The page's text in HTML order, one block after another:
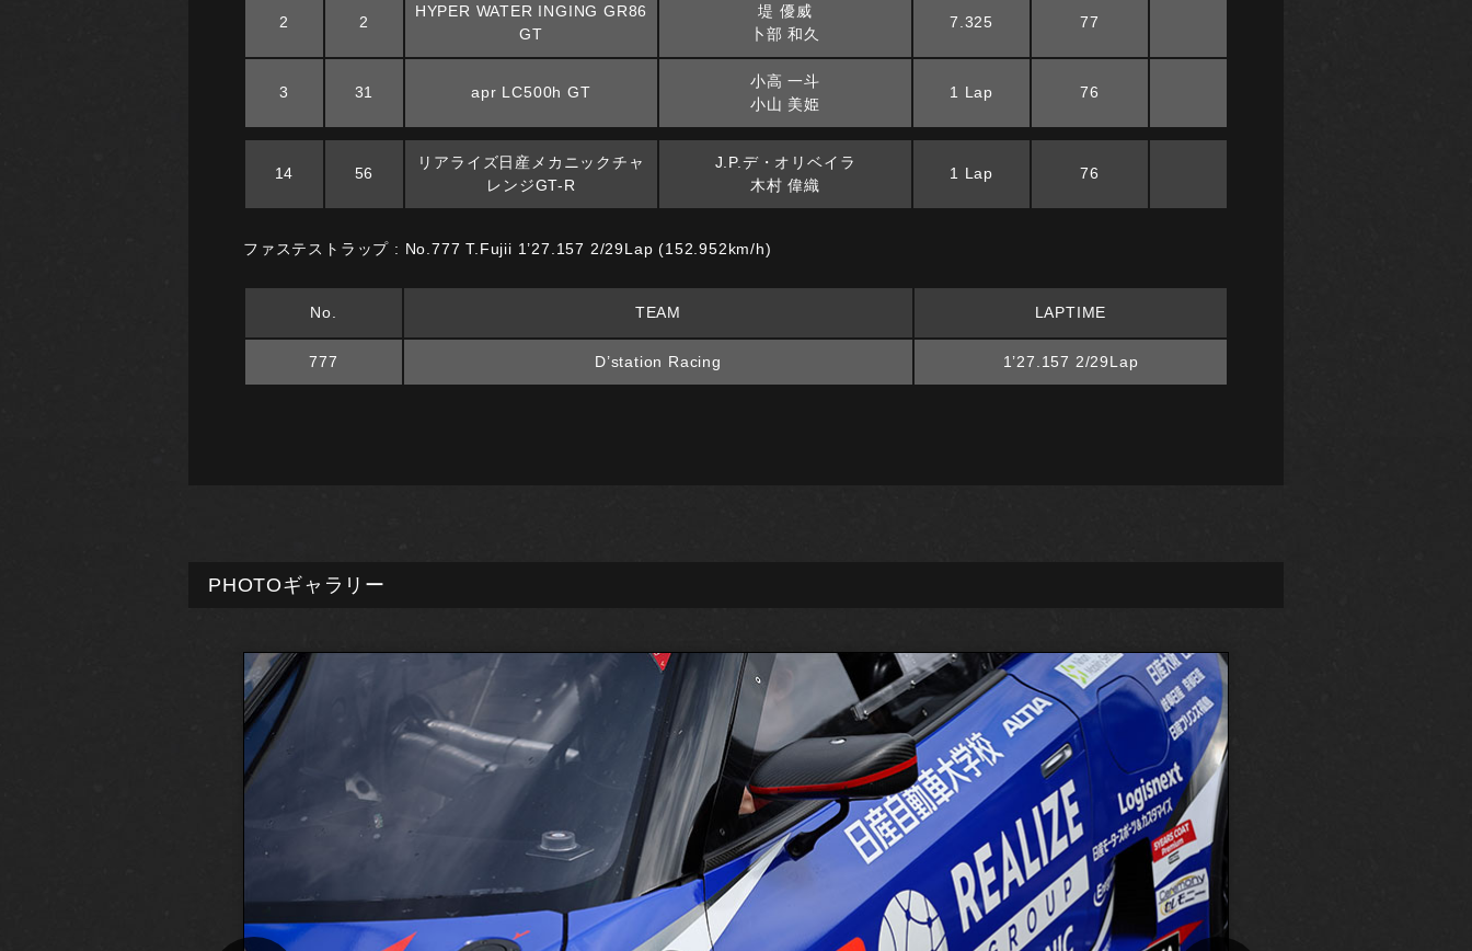
2 2
HYPER WATER INGING GR86
GT
堤 優威
卜部 和久
7.325 77
3 31 apr LC500h GT
小高 一斗
小山 美姫
1 Lap 76
14 56
リアライズ日産メカニックチャ
レンジGT-R
J.P.デ・オリベイラ
木村 偉織
1 Lap 76
ファステストラップ : No.777 T.Fujii 1’27.157 2/29Lap (152.952km/h)
No. TEAM LAPTIME
777 D’station Racing 1’27.157 2/29Lap
PHOTOギャラリー